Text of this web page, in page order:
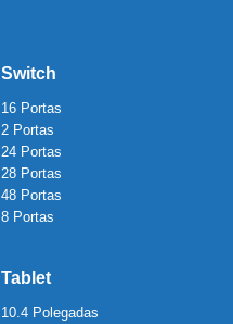
Switch
16 Portas
2 Portas
24 Portas
28 Portas
48 Portas
8 Portas
Tablet
10.4 Polegadas